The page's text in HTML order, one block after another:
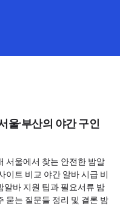
울·부산의 야간 구인
서울에서 찾는 안전한 밤알
이트 비교 야간 알바 시급 비
알바 지원 팁과 필요서류 밤
묻는 질문들 정리 및 결론 밤